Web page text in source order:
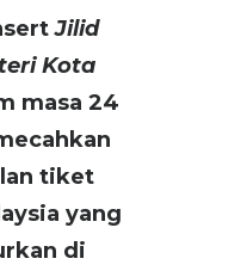
Jilid
Kota
masa 24
tiket
yang
di